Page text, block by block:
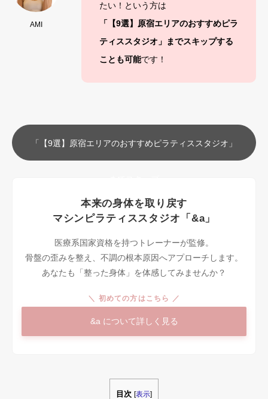
AMI
たい！という方は
「【9選】原宿エリアのおすすめピラ
ティススタジオ」までスキップする
ことも可能です！
「【9選】原宿エリアのおすすめピラティススタジオ」
本来の身体を取り戻す
マシンピラティススタジオ「&a」
医療系国家資格を持つトレーナーが監修。
骨盤の歪みを整え、不調の根本原因へアプローチします。
あなたも「整った身体」を体感してみませんか？
＼ 初めての方はこちら ／
&a について詳しく見る
目次 [表示]